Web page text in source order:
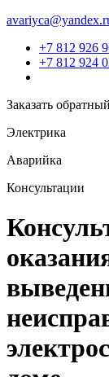
+7 812 926
+7 812 924
Заказать
Электрика
Аварийка
Консультации